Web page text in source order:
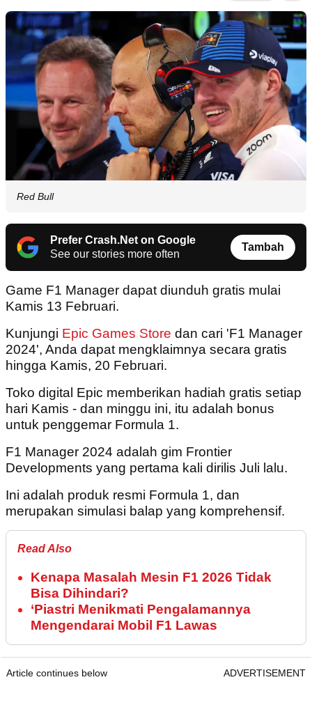
Red Bull
Prefer Crash.Net on Google
See our stories more often
Tambah
Game F1 Manager dapat diunduh gratis mulai
Kamis 13 Februari.
Kunjungi Epic Games Store dan cari 'F1 Manager
2024', Anda dapat mengklaimnya secara gratis
hingga Kamis, 20 Februari.
Toko digital Epic memberikan hadiah gratis setiap
hari Kamis - dan minggu ini, itu adalah bonus
untuk penggemar Formula 1.
F1 Manager 2024 adalah gim Frontier
Developments yang pertama kali dirilis Juli lalu.
Ini adalah produk resmi Formula 1, dan
merupakan simulasi balap yang komprehensif.
Read Also
Kenapa Masalah Mesin F1 2026 Tidak
Bisa Dihindari?
‘Piastri Menikmati Pengalamannya
Mengendarai Mobil F1 Lawas
Article continues below ADVERTISEMENT